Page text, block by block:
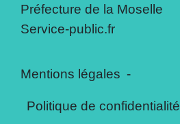
Préfecture de la Moselle
Service-public.fr
Mentions légales -
Politique de confidentialité